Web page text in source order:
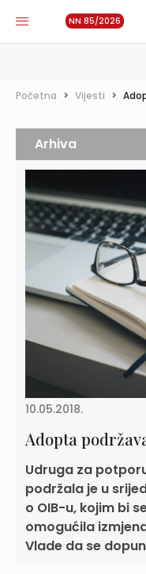
NN 85/2026
Početna > Vijesti >
10.05.2018.
Adopta
Udruga za
podržala je u
o OIB-u, kojim bi
omogućila
Vlade da se
Arhiva